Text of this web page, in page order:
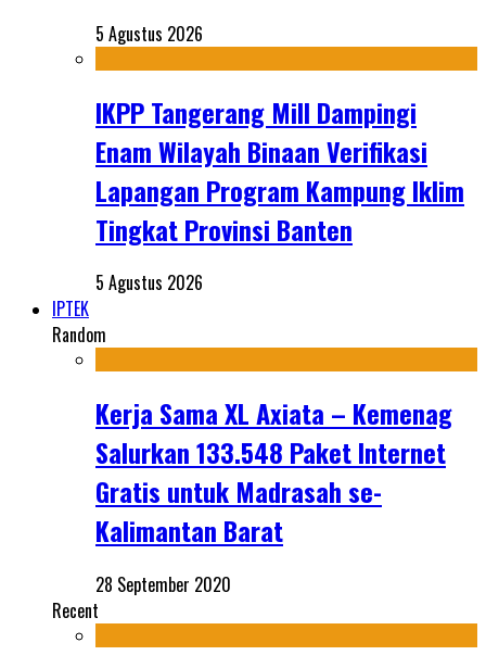
5 Agustus 2026
IKPP Tangerang Mill Dampingi
Enam Wilayah Binaan Verifikasi
Lapangan Program Kampung Iklim
Tingkat Provinsi Banten
5 Agustus 2026
IPTEK
Random
Kerja Sama XL Axiata – Kemenag
Salurkan 133.548 Paket Internet
Gratis untuk Madrasah se-
Kalimantan Barat
28 September 2020
Recent